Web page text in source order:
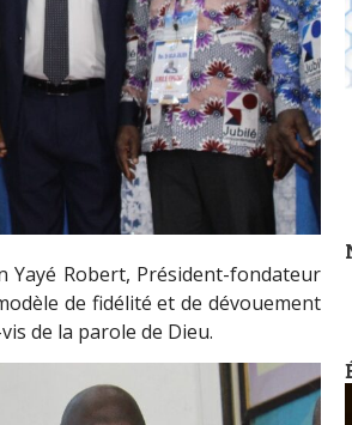
Yayé Robert, Président-fondateur
de fidélité et de dévouement
de la parole de Dieu.